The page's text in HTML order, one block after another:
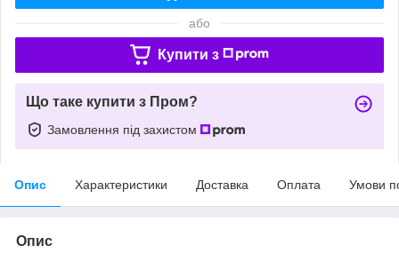
або
Купити з
Що таке купити з Пром?
Замовлення під захистом
Опис Характеристики Доставка Оплата Умови
Опис